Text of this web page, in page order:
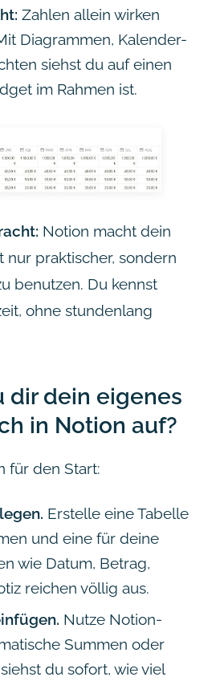
Zahlen allein wirken
Diagrammen, Kalender-
siehst du auf einen
im Rahmen ist.
Notion macht dein
nur praktischer, sondern
benutzen. Du kennst
ohne stundenlang
dir dein eigenes
in Notion auf?
für den Start:
Erstelle eine Tabelle
und eine für deine
wie Datum, Betrag,
reichen völlig aus.
Nutze Notion-
Summen oder
du sofort, wie viel